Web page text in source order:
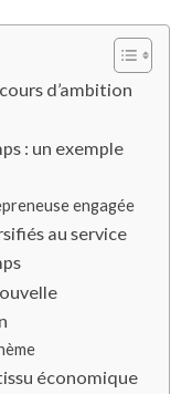
d’ambition
: un exemple
engagée
au service
économique